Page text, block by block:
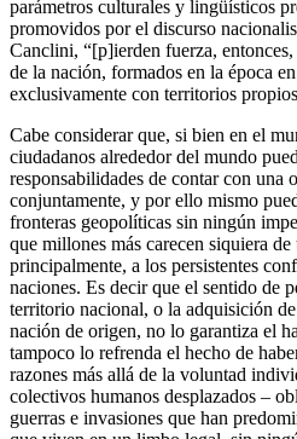
parámetros culturales y lingüísticos
promovidos por el discurso
Canclini, “[p]ierden fuerza, entonces,
de la nación, formados en la época
exclusivamente con territorios
Cabe considerar que, si bien en el
ciudadanos alrededor del mundo
responsabilidades de contar con una
conjuntamente, y por ello mismo
fronteras geopolíticas sin ningún
que millones más carecen siquiera
principalmente, a los persistentes
naciones. Es decir que el sentido de
territorio nacional, o la adquisición
nación de origen, no lo garantiza el
tampoco lo refrenda el hecho de
razones más allá de la voluntad
colectivos humanos desplazados –
guerras e invasiones que han